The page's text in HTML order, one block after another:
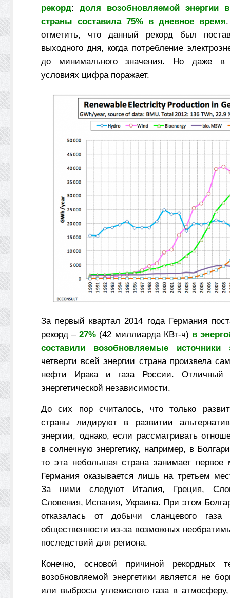
рекорд: доля возобновляемой энергии в
страны составила 75% в дневное время
отметить, что данный рекорд был
выходного дня, когда потребление
до минимального значения. Но даже
условиях цифра поражает.
За первый квартал 2014 года Германия
рекорд –27% (42 миллиарда КВт-ч) в
составили возобновляемые источники
четверти всей энергии страна произвела
нефти Ирака и газа России. Отличный
энергетической независимости.
До сих пор считалось, что только
страны лидируют в развитии
энергии, однако, если рассматривать
в солнечную энергетику, например, в
то эта небольшая страна занимает
Германия оказывается лишь на третьем
За ними следуют Италия, Греция,
Словения, Испания, Украина. При этом
отказалась от добычи сланцевого
общественности из-за возможных
последствий для региона.
Конечно, основой причиной рекордных
возобновляемой энергетики является не
или выбросы углекислого газа в